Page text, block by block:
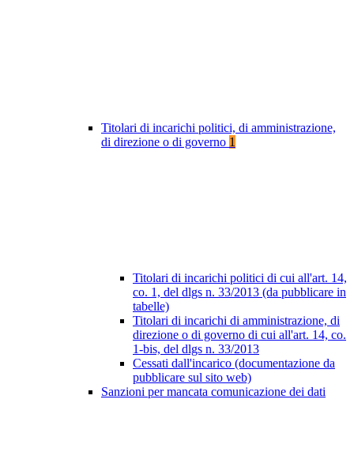
Titolari di incarichi politici, di amministrazione,
di direzione o di governo 1
Titolari di incarichi politici di cui all'art. 14,
co. 1, del dlgs n. 33/2013 (da pubblicare in
tabelle)
Titolari di incarichi di amministrazione, di
direzione o di governo di cui all'art. 14, co.
1-bis, del dlgs n. 33/2013
Cessati dall'incarico (documentazione da
pubblicare sul sito web)
Sanzioni per mancata comunicazione dei dati